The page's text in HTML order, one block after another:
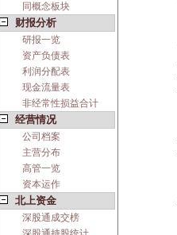
同概念板块
财报分析
研报一览
资产负债表
利润分配表
现金流量表
非经常性损益合计
经营情况
公司档案
主营分布
高管一览
资本运作
北上资金
深股通成交榜